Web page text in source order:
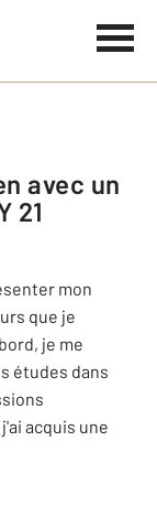
avec un
21
mon
que je
je me
études dans
acquis une